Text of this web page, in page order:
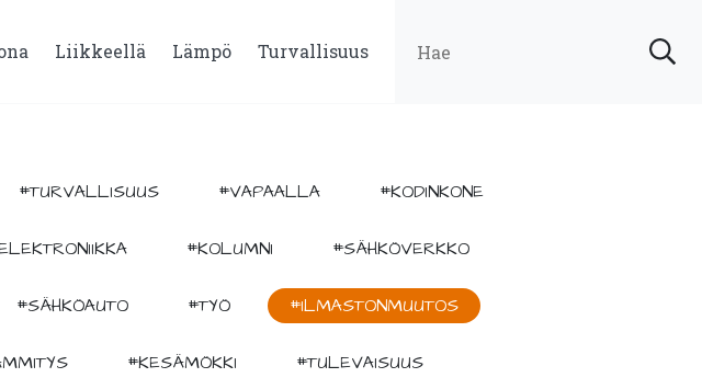
Liikkeellä Lämpö Turvallisuus
#TURVALLISUUS #VAPAALLA #KODINKONE
#KOLUMNI #SÄHKÖVERKKO
#SÄHKÖAUTO #TYÖ #ILMASTONMUUTOS
#KESÄMÖKKI #TULEVAISUUS